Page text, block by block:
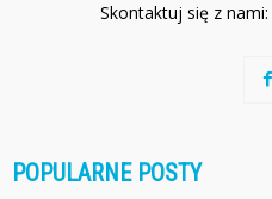
Skontaktuj się z nami:
POPULARNE POSTY